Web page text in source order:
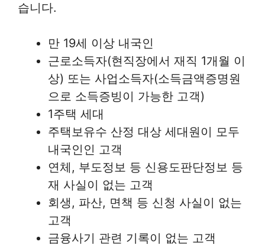
습니다.
만 19세 이상 내국인
근로소득자(현직장에서 재직 1개월 이
상) 또는 사업소득자(소득금액증명원
으로 소득증빙이 가능한 고객)
1주택 세대
주택보유수 산정 대상 세대원이 모두
내국인인 고객
연체, 부도정보 등 신용도판단정보 등
재 사실이 없는 고객
회생, 파산, 면책 등 신청 사실이 없는
고객
금융사기 관련 기록이 없는 고객